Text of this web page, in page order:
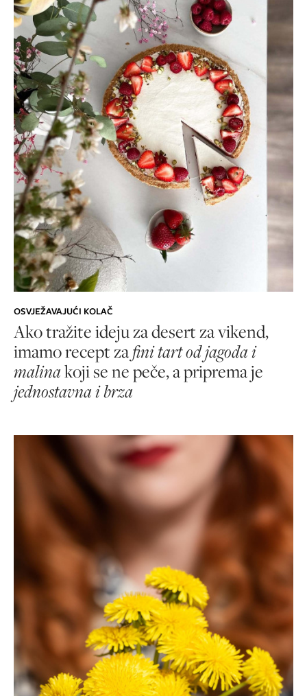
OSVJEŽAVAJUĆI KOLAČ
Ako tražite ideju za desert za vikend,
imamo recept zafini tart od jagoda i
malinakoji se ne peče, a priprema je
jednostavna i brza